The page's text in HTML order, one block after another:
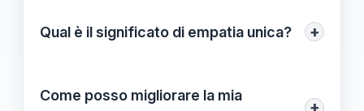
Qual è il significato di empatia unica? +
comprendere e condividere le esperienze
Come posso migliorare la mia
+